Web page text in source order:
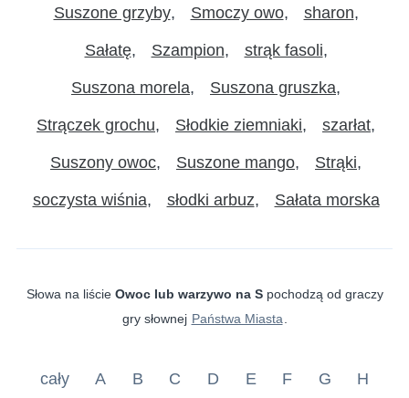
Suszone grzyby Smoczy owo sharon
Sałatę Szampion strąk fasoli
Suszona morela Suszona gruszka
Strączek grochu Słodkie ziemniaki szarłat
Suszony owoc Suszone mango Strąki
soczysta wiśnia słodki arbuz Sałata morska
Słowa na liście Owoc lub warzywo na Spochodzą od graczy
gry słownej Państwa Miasta
cały A B C D E F G H